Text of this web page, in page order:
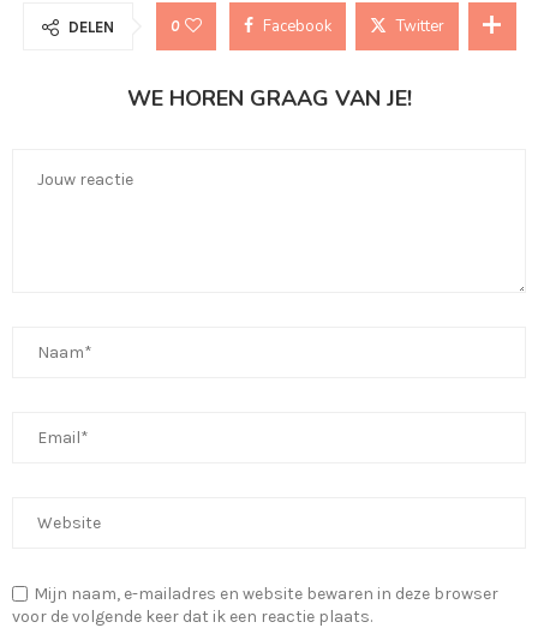
DELEN 0 Facebook Twitter
WE HOREN GRAAG VAN JE!
Mijn naam, e-mailadres en website bewaren in deze browser
voor de volgende keer dat ik een reactie plaats.